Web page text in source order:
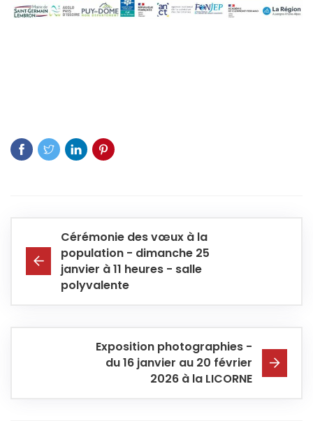
Cérémonie des vœux à la
population - dimanche 25
janvier à 11 heures - salle
polyvalente
Exposition photographies -
du 16 janvier au 20 février
2026 à la LICORNE